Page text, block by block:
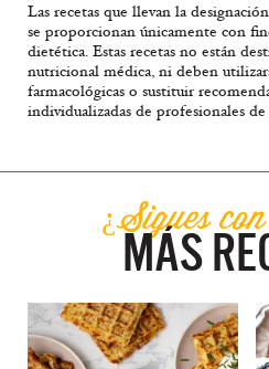
Las recetas que llevan la
se proporcionan únicamente con
dietética. Estas recetas no están
nutricional médica, ni deben
farmacológicas o sustituir
individualizadas de profesionales de
¿Sigues
MÁS